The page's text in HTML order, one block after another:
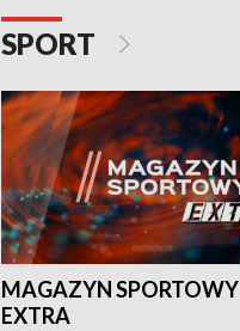
SPORT
MAGAZYN SPORTOWY
EXTRA